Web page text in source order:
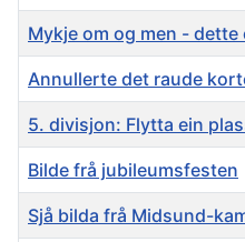
Mykje om og men -
Annullerte det raude
5. divisjon: Flytta ein
Bilde frå jubileumsfesten
Sjå bilda frå Midsund-